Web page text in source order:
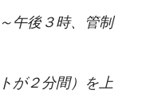
午後３時、管制
が２分間）を上